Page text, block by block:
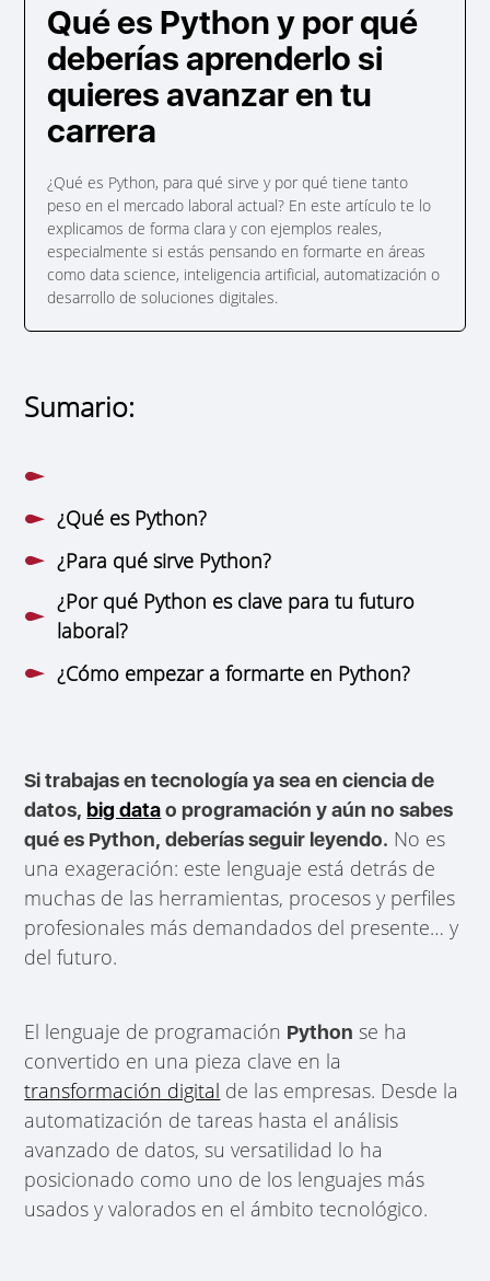
Qué es Python y por qué
deberías aprenderlo si
quieres avanzar en tu
carrera
¿Qué es Python, para qué sirve y por qué tiene tanto
peso en el mercado laboral actual? En este artículo te lo
explicamos de forma clara y con ejemplos reales,
especialmente si estás pensando en formarte en áreas
como data science, inteligencia artificial, automatización o
desarrollo de soluciones digitales.
Sumario:
¿Qué es Python?
¿Para qué sirve Python?
¿Por qué Python es clave para tu futuro
laboral?
¿Cómo empezar a formarte en Python?
Si trabajas en tecnología ya sea en ciencia de
datos, big datao programación y aún no sabes
qué es Python, deberías seguir leyendo. No es
una exageración: este lenguaje está detrás de
muchas de las herramientas, procesos y perfiles
profesionales más demandados del presente… y
del futuro.
El lenguaje de programación Python se ha
convertido en una pieza clave en la
transformación digital de las empresas. Desde la
automatización de tareas hasta el análisis
avanzado de datos, su versatilidad lo ha
posicionado como uno de los lenguajes más
usados y valorados en el ámbito tecnológico.